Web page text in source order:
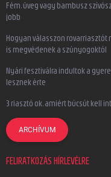
Fém, üveg vagy bambusz
jobb
Hogyan válasszon rovarriasztót
is megvédenek a szúnyogoktól
Nyári fesztiválra indultok a
lesznek érte
3 riasztó ok, amiért búcsút kell
ARCHÍVUM
FELIRATKOZÁS HÍRLEVÉLRE